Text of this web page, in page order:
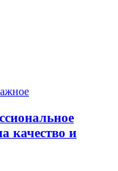
качество и